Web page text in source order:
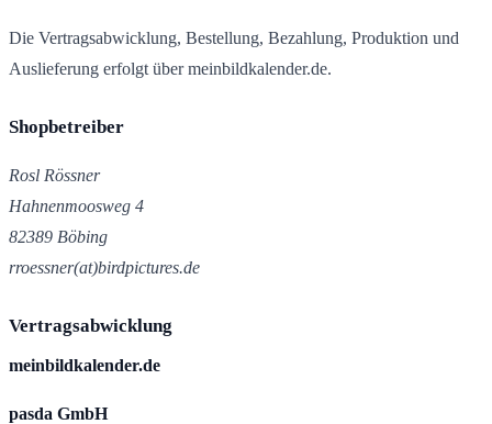
Die Vertragsabwicklung, Bestellung, Bezahlung, Produktion und
Auslieferung erfolgt über meinbildkalender.de.
Shopbetreiber
Rosl Rössner
Hahnenmoosweg 4
82389 Böbing
rroessner(at)birdpictures.de
Vertragsabwicklung
meinbildkalender.de
pasda GmbH